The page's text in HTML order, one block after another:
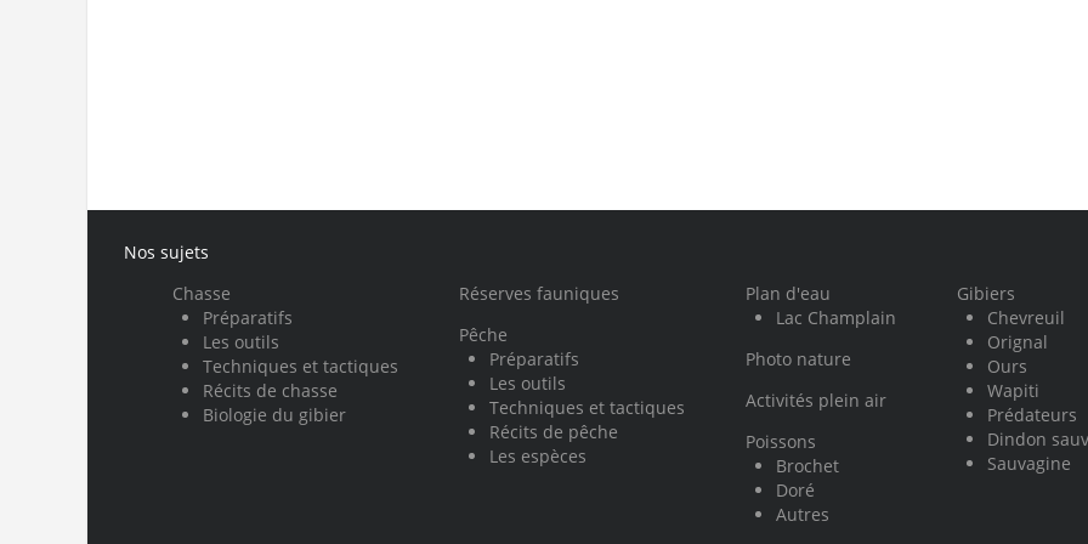
Nos sujets
Chasse
Préparatifs
Les outils
Techniques et tactiques
Récits de chasse
Biologie du gibier
Réserves fauniques
Pêche
Préparatifs
Les outils
Techniques et tactiques
Récits de pêche
Les espèces
Plan d'eau
Lac Champlain
Photo nature
Activités plein air
Poissons
Brochet
Doré
Autres
Gibiers
Chevreuil
Orignal
Ours
Wapiti
Prédateurs
Dindon
Sauvagine